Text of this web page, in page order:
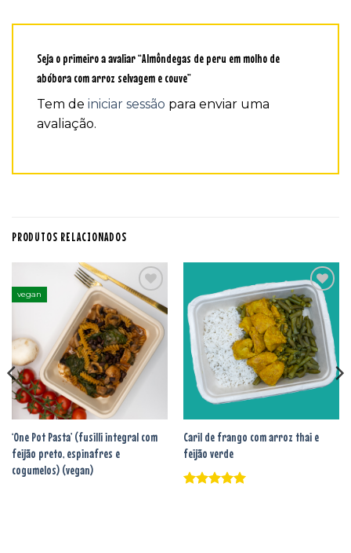
Seja o primeiro a avaliar “Almôndegas de peru em molho de
abóbora com arroz selvagem e couve”
Tem de iniciar sessão para enviar uma
avaliação.
PRODUTOS RELACIONADOS
vegan
Adicionar
aos
favoritos
‘One Pot Pasta’ (fusilli integral com
feijão preto, espinafres e
cogumelos) (vegan)
Adicionar
aos
favoritos
Caril de frango com arroz thai e
feijão verde